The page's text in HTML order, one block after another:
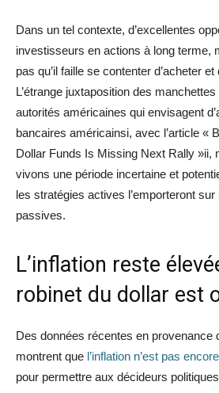
Dans un tel contexte, d’excellentes
investisseurs en actions à long terme,
pas qu’il faille se contenter d’acheter
L’étrange juxtaposition des
autorités américaines qui envisagent
bancaires américainsi, avec l’article «
Dollar Funds Is Missing Next Rally »ii,
vivons une période incertaine et
les stratégies actives l’emporteront
passives.
L’inflation reste
robinet du dollar est
Des données récentes en provenance
montrent que l’inflation n’est pas
pour permettre aux décideurs